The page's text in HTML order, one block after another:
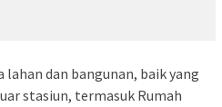
dan bangunan, baik yang
stasiun, termasuk Rumah